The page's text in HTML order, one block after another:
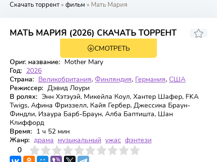
Скачать торрент» фильм » Мать Мария
МАТЬ МАРИЯ (2026) СКАЧАТЬ ТОРРЕНТ
5.565 5.2
СМОТРЕТЬ
Ориг. название: Mother Mary
Год: 2026
Страна: Великобритания, Финляндия, Германия, США
Режиссер: Дэвид Лоури
В ролях: Энн Хэтэуэй, Микейла Коул, Хантер Шафер, FKA
Twigs, Афина Фриззелл, Кайя Гербер, Джессика Браун-
Финдли, Изаура Барб-Браун, Алба Баптишта, Шан
Клиффорд
Время: 1 ч 52 мин
Жанр: драма музыкальный ужас фэнтези
0
4 6 7 8 9 10